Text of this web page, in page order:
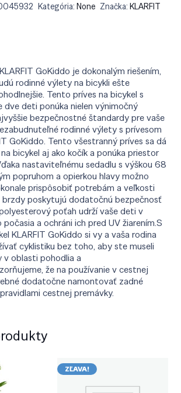
Kategória:None Značka: KLARFIT
GoKiddo je dokonalým riešením,
rodinné výlety na bicykli ešte
Tento príves na bicykel s
dve deti ponúka nielen výnimočný
bezpečnostné štandardy pre vaše
rodinné výlety s prívesom
GoKiddo. Tento všestranný príves sa dá
bicykel aj ako kočík a ponúka priestor
nastaviteľnému sedadlu s výškou 68
popruhom a opierkou hlavy možno
prispôsobiť potrebám a veľkosti
poskytujú dodatočnú bezpečnosť
poťah udrží vaše deti v
počasia a ochráni ich pred UV žiarením.S
KLARFIT GoKiddo si vy a vaša rodina
cyklistiku bez toho, aby ste museli
v oblasti pohodlia a
že na používanie v cestnej
dodatočne namontovať zadné
cestnej premávky.
ZĽAVA!